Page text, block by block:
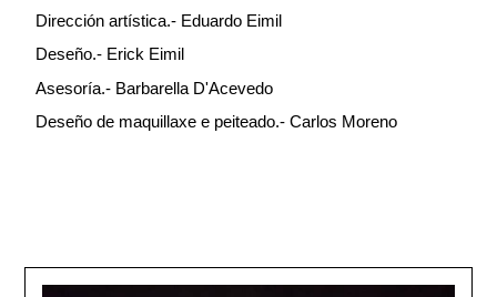
Dirección artística.- Eduardo Eimil
Deseño.- Erick Eimil
Asesoría.- Barbarella D'Acevedo
Deseño de maquillaxe e peiteado.- Carlos Moreno